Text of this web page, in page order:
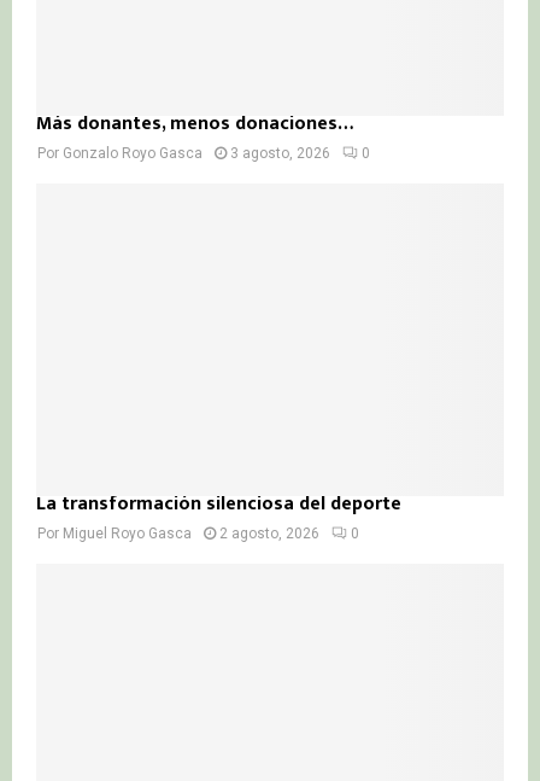
Más donantes, menos donaciones…
Por Gonzalo Royo Gasca 3 agosto, 2026 0
La transformación silenciosa del deporte
Por Miguel Royo Gasca 2 agosto, 2026 0